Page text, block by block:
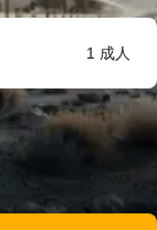
1 成人